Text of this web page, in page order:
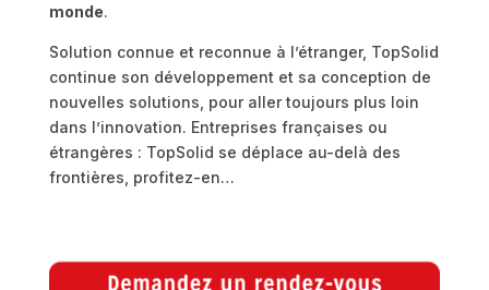
monde.
Solution connue et reconnue à l’étranger, TopSolid
continue son développement et sa conception de
nouvelles solutions, pour aller toujours plus loin
dans l’innovation. Entreprises françaises ou
étrangères : TopSolid se déplace au-delà des
frontières, profitez-en…